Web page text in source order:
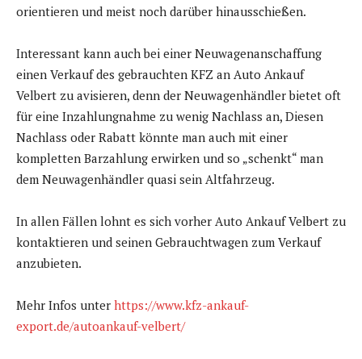
orientieren und meist noch darüber hinausschießen.
Interessant kann auch bei einer Neuwagenanschaffung
einen Verkauf des gebrauchten KFZ an Auto Ankauf
Velbert zu avisieren, denn der Neuwagenhändler bietet oft
für eine Inzahlungnahme zu wenig Nachlass an, Diesen
Nachlass oder Rabatt könnte man auch mit einer
kompletten Barzahlung erwirken und so „schenkt“ man
dem Neuwagenhändler quasi sein Altfahrzeug.
In allen Fällen lohnt es sich vorher Auto Ankauf Velbert zu
kontaktieren und seinen Gebrauchtwagen zum Verkauf
anzubieten.
Mehr Infos unter https://www.kfz-ankauf-
export.de/autoankauf-velbert/